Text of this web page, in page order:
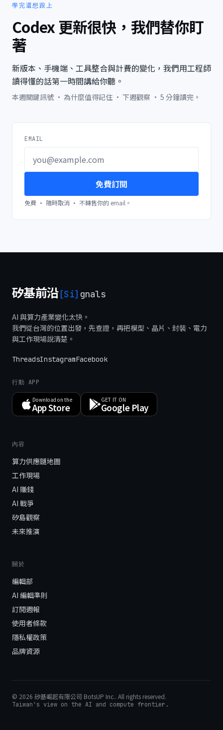
學完還想跟上
Codex 更新很快，我們替你盯
著
新版本、手機端、工具整合與計費的變化，我們用工程師
讀得懂的話第一時間講給你聽。
本週關鍵訊號 · 為什麼值得記住 · 下週觀察 · 5 分鐘讀完。
EMAIL
免費訂閱
免費 · 隨時取消 · 不轉售你的 email。
矽基前沿[Si] gnals
AI 與算力產業變化太快。
我們從台灣的位置出發，先查證，再把模型、晶片、封裝、電力
與工作現場說清楚。
ThreadsInstagramFacebook
行動 APP
Download on the
App Store
GET IT ON
Google Play
內容
算力供應鏈地圖
工作現場
AI 賺錢
AI 戰爭
矽島觀察
未來推演
關於
編輯部
AI 編輯準則
訂閱週報
使用者條款
隱私權政策
品牌資源
© 2026 矽基崛起有限公司 BotsUP Inc.. All rights reserved.
Taiwan's view on the AI and compute frontier.